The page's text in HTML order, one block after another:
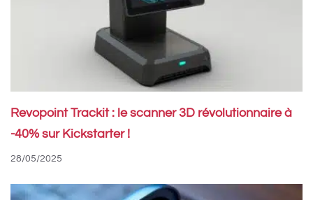
Revopoint Trackit : le scanner 3D révolutionnaire à
-40% sur Kickstarter !
28/05/2025